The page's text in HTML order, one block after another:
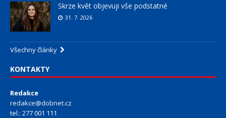
Skrze květ objevuji vše podstatné
31. 7. 2026
Všechny články
KONTAKTY
Redakce
redakce@dobnet.cz
tel.: 277 001 111